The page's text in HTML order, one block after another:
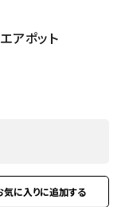
アポット